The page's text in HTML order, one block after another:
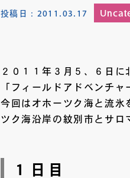
投稿日： 2011.03.17
２０１１年３月５、６日
「フィールドアドベンチ
今回はオホーツク海と流氷
ツク海沿岸の紋別市とサロ
１日目